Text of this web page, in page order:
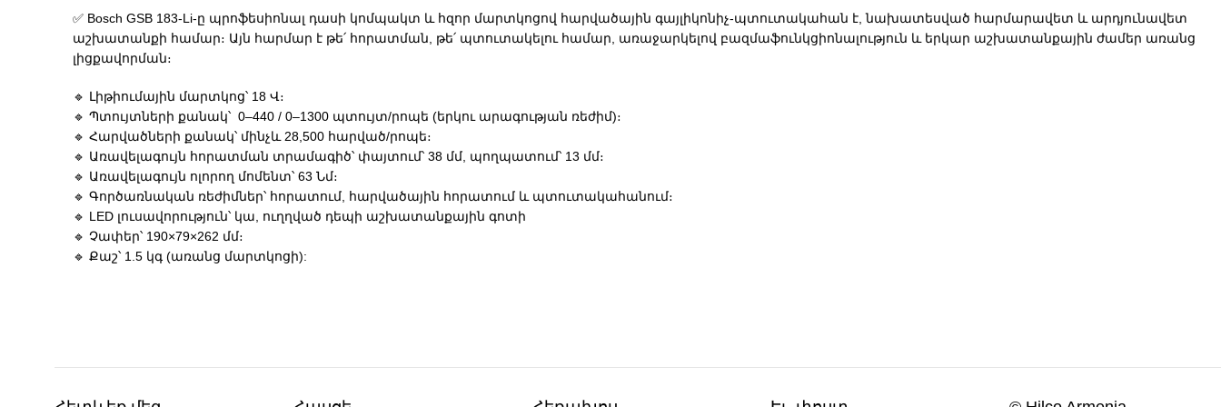
✅ Bosch GSB 183-Li-ը պրոֆեսիոնալ դասի կոմպակտ և հզոր մարտկոցով հարվածային գայլիկոնիչ-պտուտակահան է, նախատեսված հարմարավետ և արդյունավետ
աշխատանքի համար։ Այն հարմար է թե՛ հորատման, թե՛ պտուտակելու համար, առաջարկելով բազմաֆունկցիոնալություն և երկար աշխատանքային ժամեր առանց
լիցքավորման։
🔹 Լիթիումային մարտկոց՝ 18 Վ։
🔹 Պտույտների քանակ՝ 0–440 / 0–1300 պտույտ/րոպե (երկու արագության ռեժիմ)։
🔹 Հարվածների քանակ՝ մինչև 28,500 հարված/րոպե։
🔹 Առավելագույն հորատման տրամագիծ՝ փայտում՝ 38 մմ, պողպատում՝ 13 մմ։
🔹 Առավելագույն ոլորող մոմենտ՝ 63 Նմ։
🔹 Գործառնական ռեժիմներ՝ հորատում, հարվածային հորատում և պտուտակահանում։
🔹 LED լուսավորություն՝ կա, ուղղված դեպի աշխատանքային գոտի
🔹 Չափեր՝ 190×79×262 մմ։
🔹 Քաշ՝ 1.5 կգ (առանց մարտկոցի):